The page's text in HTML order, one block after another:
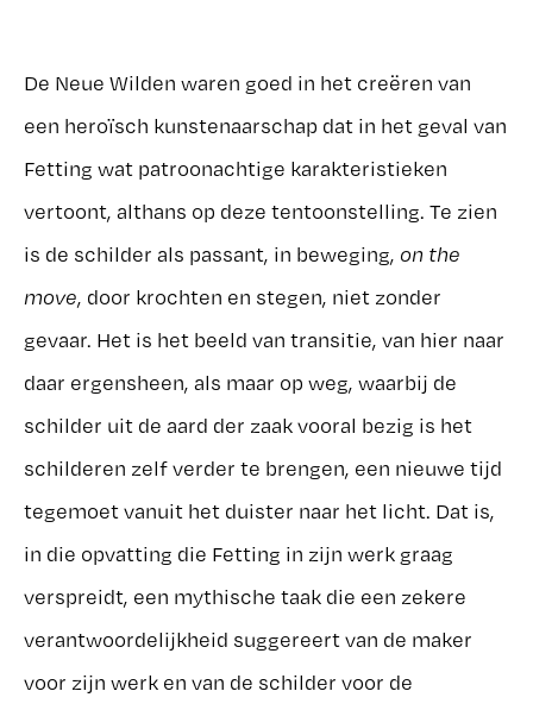
De Neue Wilden waren goed in het creëren van
een heroïsch kunstenaarschap dat in het geval van
Fetting wat patroonachtige karakteristieken
vertoont, althans op deze tentoonstelling. Te zien
is de schilder als passant, in beweging, on the
move, door krochten en stegen, niet zonder
gevaar. Het is het beeld van transitie, van hier naar
daar ergensheen, als maar op weg, waarbij de
schilder uit de aard der zaak vooral bezig is het
schilderen zelf verder te brengen, een nieuwe tijd
tegemoet vanuit het duister naar het licht. Dat is,
in die opvatting die Fetting in zijn werk graag
verspreidt, een mythische taak die een zekere
verantwoordelijkheid suggereert van de maker
voor zijn werk en van de schilder voor de